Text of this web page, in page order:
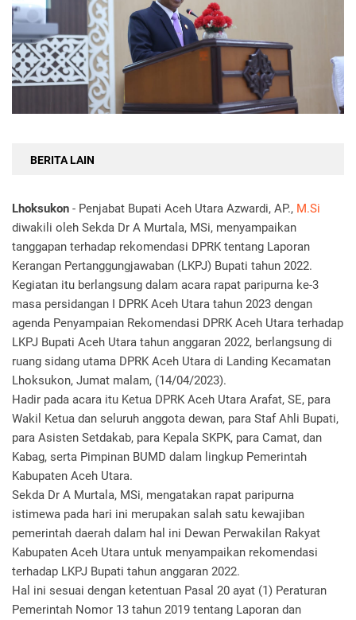
BERITA LAIN
Lhoksukon - Penjabat Bupati Aceh Utara Azwardi, AP., M.Si
diwakili oleh Sekda Dr A Murtala, MSi, menyampaikan
tanggapan terhadap rekomendasi DPRK tentang Laporan
Kerangan Pertanggungjawaban (LKPJ) Bupati tahun 2022.
Kegiatan itu berlangsung dalam acara rapat paripurna ke-3
masa persidangan I DPRK Aceh Utara tahun 2023 dengan
agenda Penyampaian Rekomendasi DPRK Aceh Utara terhadap
LKPJ Bupati Aceh Utara tahun anggaran 2022, berlangsung di
ruang sidang utama DPRK Aceh Utara di Landing Kecamatan
Lhoksukon, Jumat malam, (14/04/2023).
Hadir pada acara itu Ketua DPRK Aceh Utara Arafat, SE, para
Wakil Ketua dan seluruh anggota dewan, para Staf Ahli Bupati,
para Asisten Setdakab, para Kepala SKPK, para Camat, dan
Kabag, serta Pimpinan BUMD dalam lingkup Pemerintah
Kabupaten Aceh Utara.
Sekda Dr A Murtala, MSi, mengatakan rapat paripurna
istimewa pada hari ini merupakan salah satu kewajiban
pemerintah daerah dalam hal ini Dewan Perwakilan Rakyat
Kabupaten Aceh Utara untuk menyampaikan rekomendasi
terhadap LKPJ Bupati tahun anggaran 2022.
Hal ini sesuai dengan ketentuan Pasal 20 ayat (1) Peraturan
Pemerintah Nomor 13 tahun 2019 tentang Laporan dan